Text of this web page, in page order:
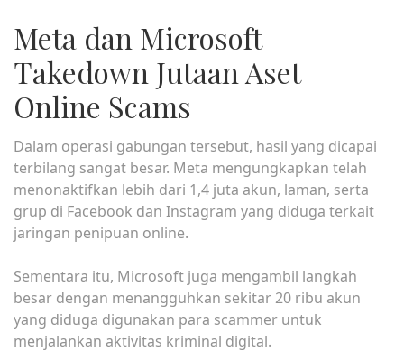
Meta dan Microsoft
Takedown Jutaan Aset
Online Scams
Dalam operasi gabungan tersebut, hasil yang dicapai
terbilang sangat besar. Meta mengungkapkan telah
menonaktifkan lebih dari 1,4 juta akun, laman, serta
grup di Facebook dan Instagram yang diduga terkait
jaringan penipuan online.
Sementara itu, Microsoft juga mengambil langkah
besar dengan menangguhkan sekitar 20 ribu akun
yang diduga digunakan para scammer untuk
menjalankan aktivitas kriminal digital.